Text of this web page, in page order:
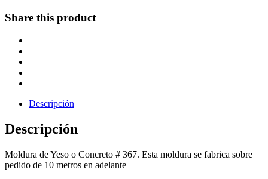
Share this product
Descripción
Descripción
Moldura de Yeso o Concreto # 367. Esta moldura se fabrica sobre
pedido de 10 metros en adelante